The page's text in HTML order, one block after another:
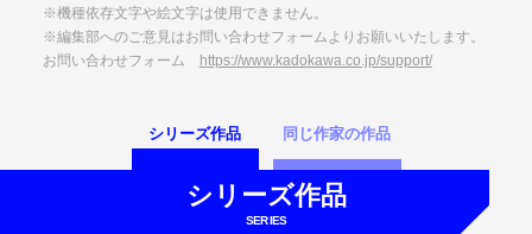
※機種依存文字や絵文字は使用できません。
※編集部へのご意見はお問い合わせフォームよりお願いいたします。
お問い合わせフォーム
https://www.kadokawa.co.jp/support/
シリーズ作品 同じ作家の作品
シリーズ作品
SERIES